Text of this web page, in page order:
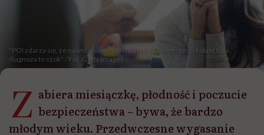
"POI zdarza się, że nawet u osiemnastolatek. Dla większości kobiet taka
diagnoza to szok" / Fot. Getty Images
Z abiera miesiączkę, płodność i poczucie
bezpieczeństwa – bywa, że bardzo
młodym wieku. Przedwczesne wygasanie